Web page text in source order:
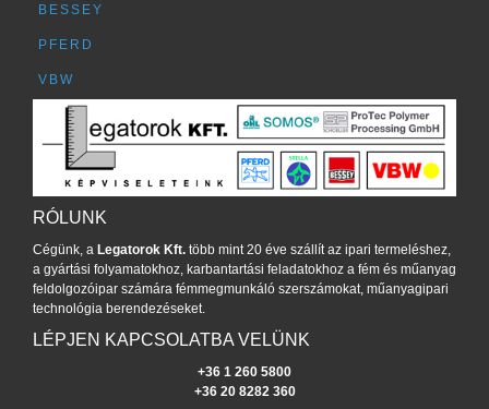
BESSEY
PFERD
VBW
RÓLUNK
Cégünk, a Legatorok Kft. több mint 20 éve szállít az ipari termeléshez,
a gyártási folyamatokhoz, karbantartási feladatokhoz a fém és műanyag
feldolgozóipar számára fémmegmunkáló szerszámokat, műanyagipari
technológia berendezéseket.
LÉPJEN KAPCSOLATBA VELÜNK
+36 1 260 5800
+36 20 8282 360